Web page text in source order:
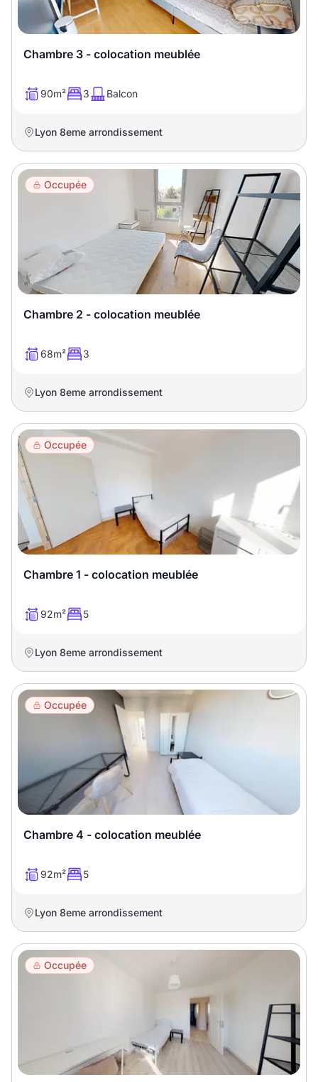
Chambre 3 - colocation meublée
90m² 3 Balcon
Lyon 8eme arrondissement
Occupée
Chambre 2 - colocation meublée
68m² 3
Lyon 8eme arrondissement
Occupée
Chambre 1 - colocation meublée
92m² 5
Lyon 8eme arrondissement
Occupée
Chambre 4 - colocation meublée
92m² 5
Lyon 8eme arrondissement
Occupée